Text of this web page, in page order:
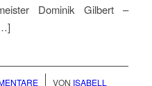
Dominik Gilbert –
/ VON ISABELL